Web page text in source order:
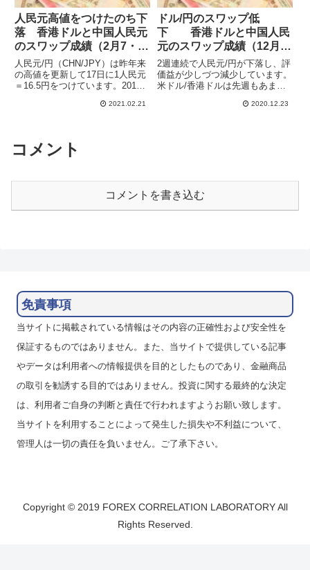
人民元高値をつけたのち下
落 香港ドルと中国人民元
のスワップ成績（2月7・
14日週）
人民元/円（CHN/JPY）は昨年来
の高値を更新して17日に1人民元
＝16.5円をつけています。2019
は下落しています。もう少し上下
ョンを建てられず...
2021.02.21
ドル/円のスワップ低
下 香港ドルと中国人民
元のスワップ成績（12月
13日週）
2週連続で人民元/円が下落し、評
価益が少しづつ減少しています。
米ドル/香港ドルは先週もあまり
動の影響を抑えつつ、少額ながら
2020.12.23
コメント
コメントを書き込む
免責事項
当サイトに掲載されている情報はその内容の正確性および安全性を
保証するものではありません。また、当サイトで提供している記事
やデータは利用者への情報提供を目的としたものであり、金融商品
の取引を勧誘する目的ではありません。投資に関する最終的な決定
は、利用者ご自身の判断と責任で行われますようお願い致します。
当サイトを利用することによって発生した損失や不利益について、
管理人は一切の責任を負いません。ご了承下さい。
Copyright © 2019 FOREX CORRELATION LABORATORY All
Rights Reserved.